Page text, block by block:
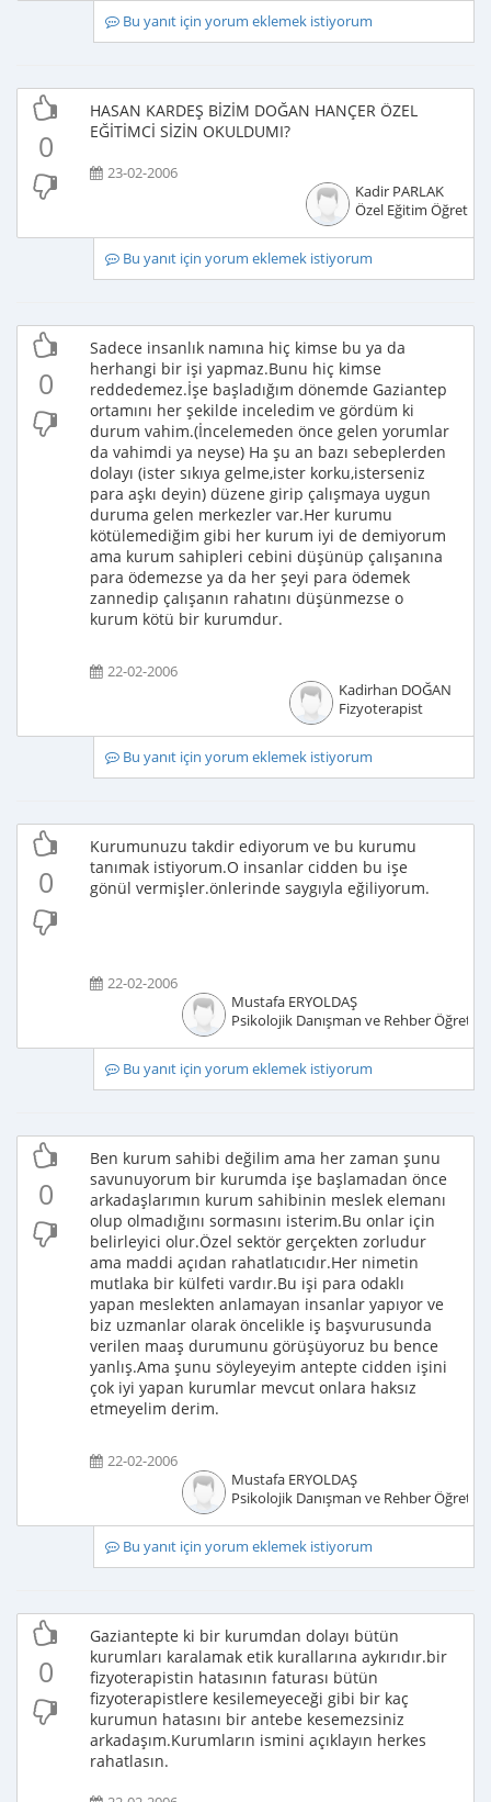
Bu yanıt için yorum eklemek istiyorum
0
HASAN KARDEŞ BİZİM DOĞAN HANÇER ÖZEL
EĞİTİMCİ SİZİN OKULDUMI?
23-02-2006
Kadir PARLAK
Özel Eğitim
Bu yanıt için yorum eklemek istiyorum
0
Sadece insanlık namına hiç kimse bu ya da
herhangi bir işi yapmaz.Bunu hiç kimse
reddedemez.İşe başladığım dönemde Gaziantep
ortamını her şekilde inceledim ve gördüm ki
durum vahim.(İncelemeden önce gelen yorumlar
da vahimdi ya neyse) Ha şu an bazı sebeplerden
dolayı (ister sıkıya gelme,ister korku,isterseniz
para aşkı deyin) düzene girip çalışmaya uygun
duruma gelen merkezler var.Her kurumu
kötülemediğim gibi her kurum iyi de demiyorum
ama kurum sahipleri cebini düşünüp çalışanına
para ödemezse ya da her şeyi para ödemek
zannedip çalışanın rahatını düşünmezse o
kurum kötü bir kurumdur.
22-02-2006
Kadirhan DOĞAN
Fizyoterapist
Bu yanıt için yorum eklemek istiyorum
0
Kurumunuzu takdir ediyorum ve bu kurumu
tanımak istiyorum.O insanlar cidden bu işe
gönül vermişler.önlerinde saygıyla eğiliyorum.
22-02-2006
Mustafa ERYOLDAŞ
Psikolojik Danışman ve Rehber
Bu yanıt için yorum eklemek istiyorum
0
Ben kurum sahibi değilim ama her zaman şunu
savunuyorum bir kurumda işe başlamadan önce
arkadaşlarımın kurum sahibinin meslek elemanı
olup olmadığını sormasını isterim.Bu onlar için
belirleyici olur.Özel sektör gerçekten zorludur
ama maddi açıdan rahatlatıcıdır.Her nimetin
mutlaka bir külfeti vardır.Bu işi para odaklı
yapan meslekten anlamayan insanlar yapıyor ve
biz uzmanlar olarak öncelikle iş başvurusunda
verilen maaş durumunu görüşüyoruz bu bence
yanlış.Ama şunu söyleyeyim antepte cidden işini
çok iyi yapan kurumlar mevcut onlara haksız
etmeyelim derim.
22-02-2006
Mustafa ERYOLDAŞ
Psikolojik Danışman ve Rehber
Bu yanıt için yorum eklemek istiyorum
0
Gaziantepte ki bir kurumdan dolayı bütün
kurumları karalamak etik kurallarına aykırıdır.bir
fizyoterapistin hatasının faturası bütün
fizyoterapistlere kesilemeyeceği gibi bir kaç
kurumun hatasını bir antebe kesemezsiniz
arkadaşım.Kurumların ismini açıklayın herkes
rahatlasın.